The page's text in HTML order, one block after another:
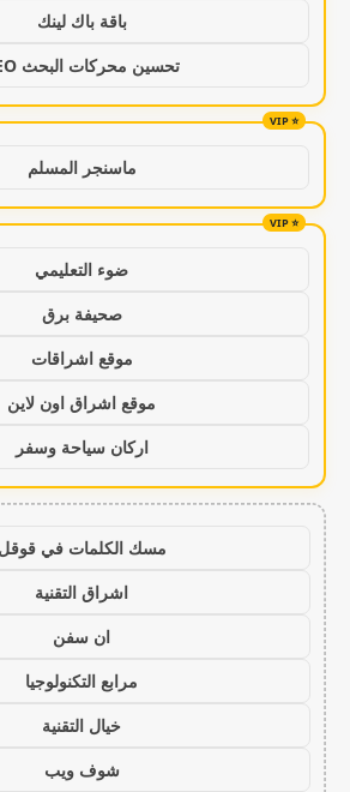
باقة باك لينك
تحسين محركات البحث SEO
ماسنجر المسلم
ضوء التعليمي
صحيفة برق
موقع اشراقات
موقع اشراق اون لاين
اركان سياحة وسفر
مسك الكلمات في قوقل
اشراق التقنية
ان سفن
مرابع التكنولوجيا
خيال التقنية
شوف ويب